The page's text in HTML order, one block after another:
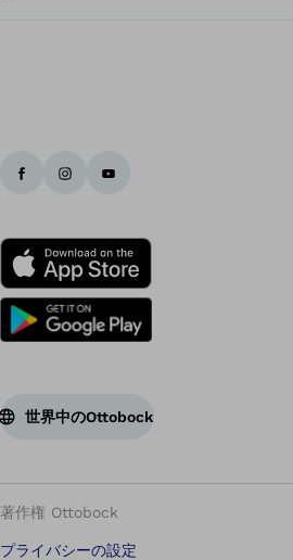
世界中のOttobock
著作権 Ottobock
プライバシーの設定